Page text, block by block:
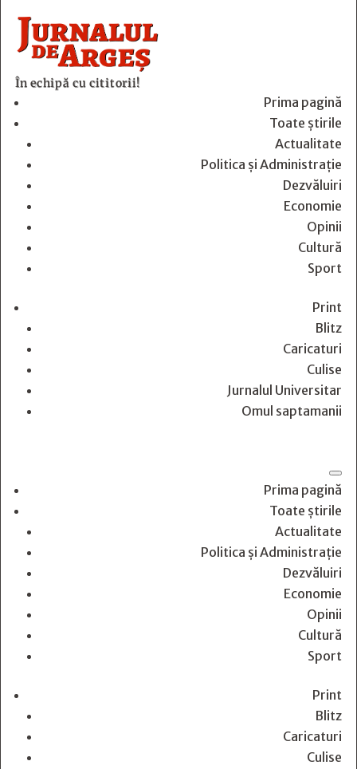
În echipă cu cititorii!
Prima pagină
Toate știrile
Actualitate
Politica și Administrație
Dezvăluiri
Economie
Opinii
Cultură
Sport
Print
Blitz
Caricaturi
Culise
Jurnalul Universitar
Omul saptamanii
Prima pagină
Toate știrile
Actualitate
Politica și Administrație
Dezvăluiri
Economie
Opinii
Cultură
Sport
Print
Blitz
Caricaturi
Culise